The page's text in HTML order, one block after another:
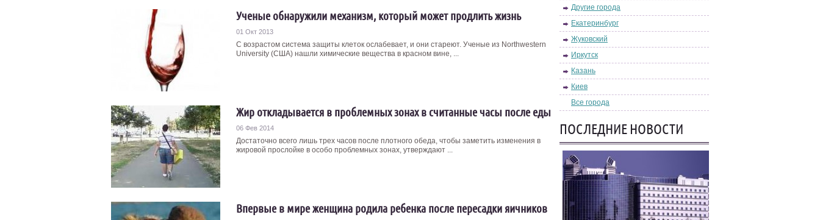
Ученые обнаружили механизм, который может продлить жизнь
01 Окт 2013
С возрастом система защиты клеток ослабевает, и они стареют. Ученые из Northwestern
University (США) нашли химические вещества в красном вине, ...
Жир откладывается в проблемных зонах в считанные часы после еды
06 Фев 2014
Достаточно всего лишь трех часов после плотного обеда, чтобы заметить изменения в
жировой прослойке в особо проблемных зонах, утверждают ...
Впервые в мире женщина родила ребенка после пересадки яичников
Другие города
Екатеринбург
Жуковский
Иркутск
Казань
Киев
Все города
ПОСЛЕДНИЕ НОВОСТИ